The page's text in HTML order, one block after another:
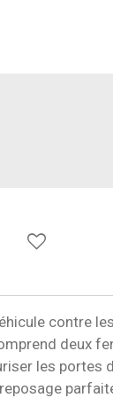
contre les
deux
les portes